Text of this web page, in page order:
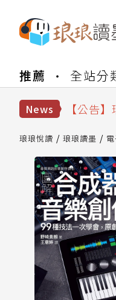
推薦 全站分
News
【公告
【公告
【公告】
琅琅悅讀 琅琅讀墨